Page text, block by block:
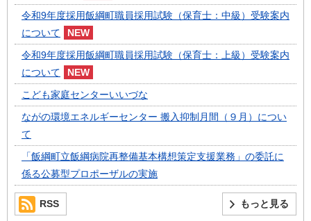
令和9年度採用飯綱町職員採用試験（保育士：中級）受験案内
について
令和9年度採用飯綱町職員採用試験（保育士：上級）受験案内
について
こども家庭センターいいづな
ながの環境エネルギーセンター 搬入抑制月間（９月）につい
て
「飯綱町立飯綱病院再整備基本構想策定支援業務」の委託に
係る公募型プロポーザルの実施
もっと見る
RSS